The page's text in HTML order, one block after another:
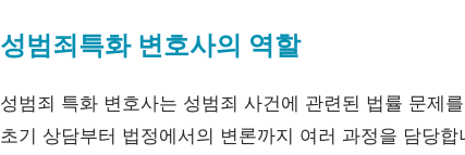
성범죄특화 변호사의 역할
성범죄 특화 변호사는 성범죄 사건에 관련된 법률 문제
초기 상담부터 법정에서의 변론까지 여러 과정을 담당